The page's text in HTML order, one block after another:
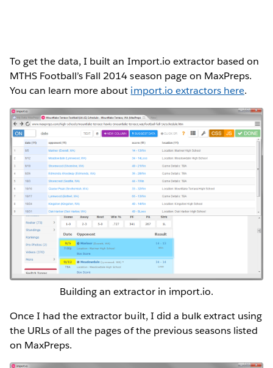
To get the data, I built an Import.io extractor based on
MTHS Football’s Fall 2014 season page on MaxPreps.
You can learn more about import.io extractors here.
Building an extractor in import.io.
Once I had the extractor built, I did a bulk extract using
the URLs of all the pages of the previous seasons listed
on MaxPreps.